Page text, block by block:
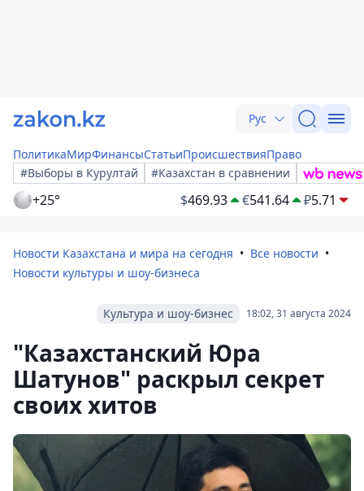
Рус
ПолитикаМирФинансыСтатьиПроисшествияПраво
#Выборы в Курултай
#Казахстан в сравнении
+25° $469.93 €541.64 ₽5.71
Новости Казахстана и мира на сегодня
Все новости
Новости культуры и шоу-бизнеса
18:02, 31 августа 2024
Культура и шоу-бизнес
"Казахстанский Юра
Шатунов" раскрыл секрет
своих хитов